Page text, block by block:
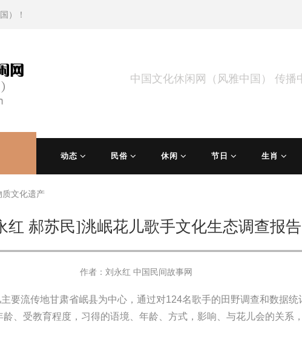
） ！
中国文化休闲网（风雅中国） 传
动态 民俗 休闲 节日 生肖
质文化遗产
红 郝苏民]洮岷花儿歌手文化生态调查报告
作者：刘永红 中国民间故事网
要流传地甘肃省岷县为中心，通过对124名歌手的田野调查和数据统
、受教育程度，习得的语境、年龄、方式，影响、与花儿会的关系